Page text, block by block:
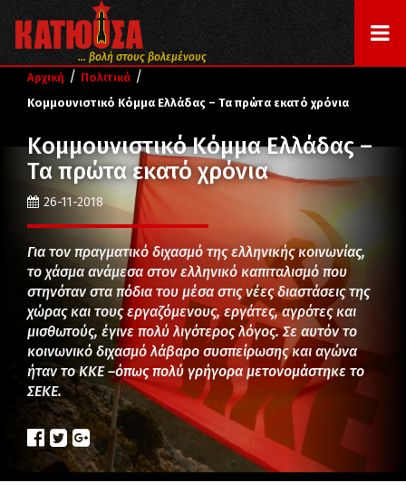
... βολή στους βολεμένους
Αρχική / Πολιτικά /
Κομμουνιστικό Κόμμα Ελλάδας – Τα πρώτα εκατό χρόνια
Κομμουνιστικό Κόμμα Ελλάδας –
Τα πρώτα εκατό χρόνια
26-11-2018
Για τον πραγματικό διχασμό της ελληνικής κοινωνίας,
το χάσμα ανάμεσα στον ελληνικό καπιταλισμό που
στηνόταν στα πόδια του μέσα στις νέες διαστάσεις της
χώρας και τους εργαζόμενους, εργάτες, αγρότες και
μισθωτούς, έγινε πολύ λιγότερος λόγος. Σε αυτόν το
κοινωνικό διχασμό λάβαρο συσπείρωσης και αγώνα
ήταν το ΚΚΕ –όπως πολύ γρήγορα μετονομάστηκε το
ΣΕΚΕ.